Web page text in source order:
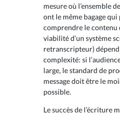
mesure où l’ensemble
ont le même bagage qui
comprendre le contenu
viabilité d’un système
retranscripteur) dépend
complexité: si
large, le standard de
message doit être le
possible.
Le succès de l’écriture